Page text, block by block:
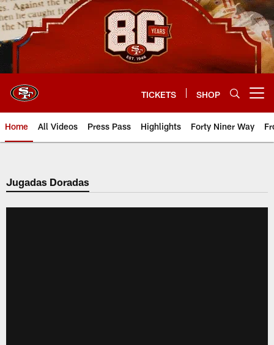
Skip
to
main
content
TICKETS SHOP
Home All Videos Press Pass Highlights Forty Niner Way
Jugadas Doradas